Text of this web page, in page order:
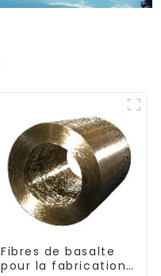
Fibres de basalte
pour la fabrication